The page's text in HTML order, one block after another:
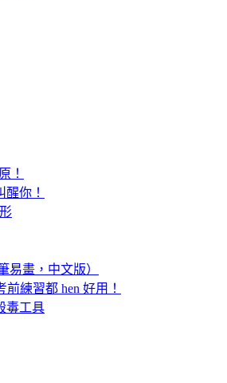
！
醒你！
易畫，中文版）
練習都 hen 好用！
毒工具